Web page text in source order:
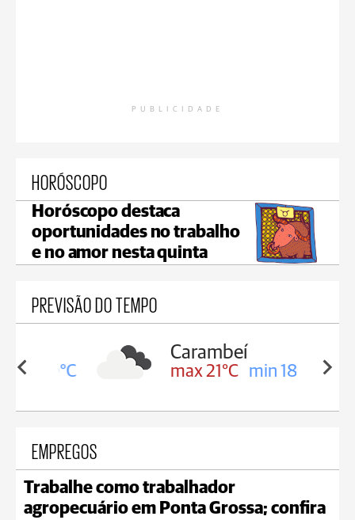
PUBLICIDADE
HORÓSCOPO
Horóscopo destaca
oportunidades no trabalho
e no amor nesta quinta
PREVISÃO DO TEMPO
19°C
Carambeí
max 21°C min 18°C
EMPREGOS
Trabalhe como trabalhador
agropecuário em Ponta Grossa; confira